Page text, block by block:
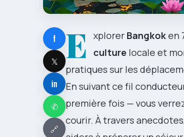
f
𝕏
in
✆
🔗
E xplorer Bangkoken
culture locale et
pratiques sur les
En suivant ce fil
première fois — vous
courir. À travers